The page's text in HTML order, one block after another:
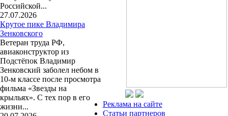
Российской...
27.07.2026
Крутое пике Владимира
Зенковского
Ветеран труда РФ,
авиаконструктор из
Подстёпок Владимир
Зенковский заболел небом в
10-м классе после просмотра
фильма «Звезды на
крыльях». С тех пор в его
жизни...
Реклама на сайте
Статьи партнеров